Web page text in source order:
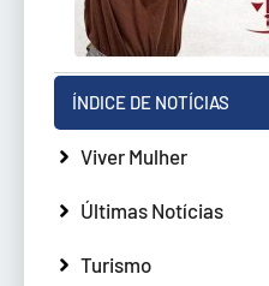
ÍNDICE DE NOTÍCIAS
Viver Mulher
Últimas Notícias
Turismo